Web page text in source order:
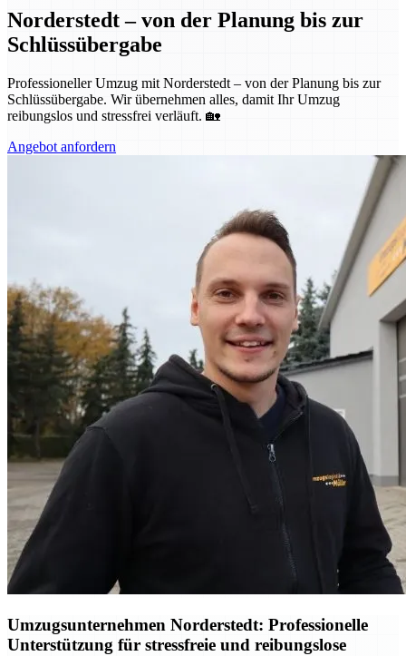
Norderstedt – von der Planung bis zur
Schlüssübergabe
Professioneller Umzug mit Norderstedt – von der Planung bis zur
Schlüssübergabe. Wir übernehmen alles, damit Ihr Umzug
reibungslos und stressfrei verläuft. 🏡
Angebot anfordern
Umzugsunternehmen Norderstedt: Professionelle
Unterstützung für stressfreie und reibungslose